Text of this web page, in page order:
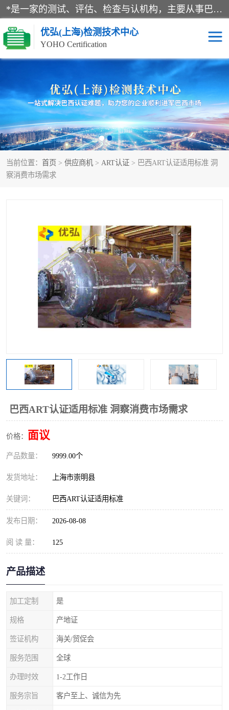
*是一家的测试、评估、检查与认机构，主要从事巴西NR10认证、NR12认证、NR13认证；ANATEL认证、INMTRO认证，欧盟CE认证：MD认证，PED认证，MID认证，ATEX认证，德国蓝色天使认证。
优弘(上海)检测技术中心
YOHO Certification
当前位置： 首页 > 供应商机 > ART认证 > 巴西ART认证适用标准 洞
察消费市场需求
巴西ART认证适用标准 洞察消费市场需求
价格： 面议
产品数量： 9999.00个
发货地址： 上海市崇明县
关键词： 巴西ART认证适用标准
发布日期： 2026-08-08
阅 读 量： 125
产品描述
加工定制 是
规格 产地证
签证机构 海关/贸促会
服务范围 全球
办理时效 1-2工作日
服务宗旨 客户至上、诚信为先
RECYCLASS认证 NR10认证
NR12认证 NR13认证
ART认证 巴西NR认证
巴西认证 RETIE认证